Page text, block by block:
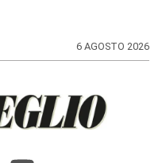
6 AGOSTO 2026